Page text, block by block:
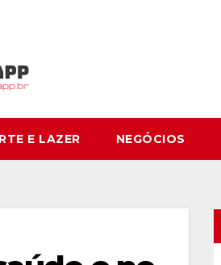
E LAZER NEGÓCIOS